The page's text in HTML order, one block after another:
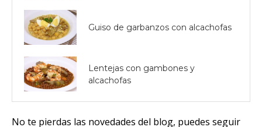
Guiso de garbanzos con alcachofas
Lentejas con gambones y
alcachofas
No te pierdas las novedades del blog, puedes seguir